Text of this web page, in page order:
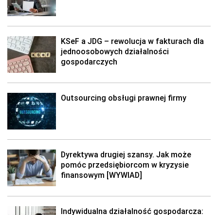
KSeF a JDG – rewolucja w fakturach dla
jednoosobowych działalności
gospodarczych
Outsourcing obsługi prawnej firmy
Dyrektywa drugiej szansy. Jak może
pomóc przedsiębiorcom w kryzysie
finansowym [WYWIAD]
Indywidualna działalność gospodarcza: